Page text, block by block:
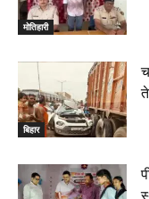
सांसद
02:19
मोतिहारी
बिहार